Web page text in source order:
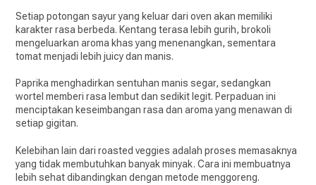
Setiap potongan sayur yang keluar dari oven akan memiliki
karakter rasa berbeda. Kentang terasa lebih gurih, brokoli
mengeluarkan aroma khas yang menenangkan, sementara
tomat menjadi lebih juicy dan manis.
Paprika menghadirkan sentuhan manis segar, sedangkan
wortel memberi rasa lembut dan sedikit legit. Perpaduan ini
menciptakan keseimbangan rasa dan aroma yang menawan di
setiap gigitan.
Kelebihan lain dari roasted veggies adalah proses memasaknya
yang tidak membutuhkan banyak minyak. Cara ini membuatnya
lebih sehat dibandingkan dengan metode menggoreng.